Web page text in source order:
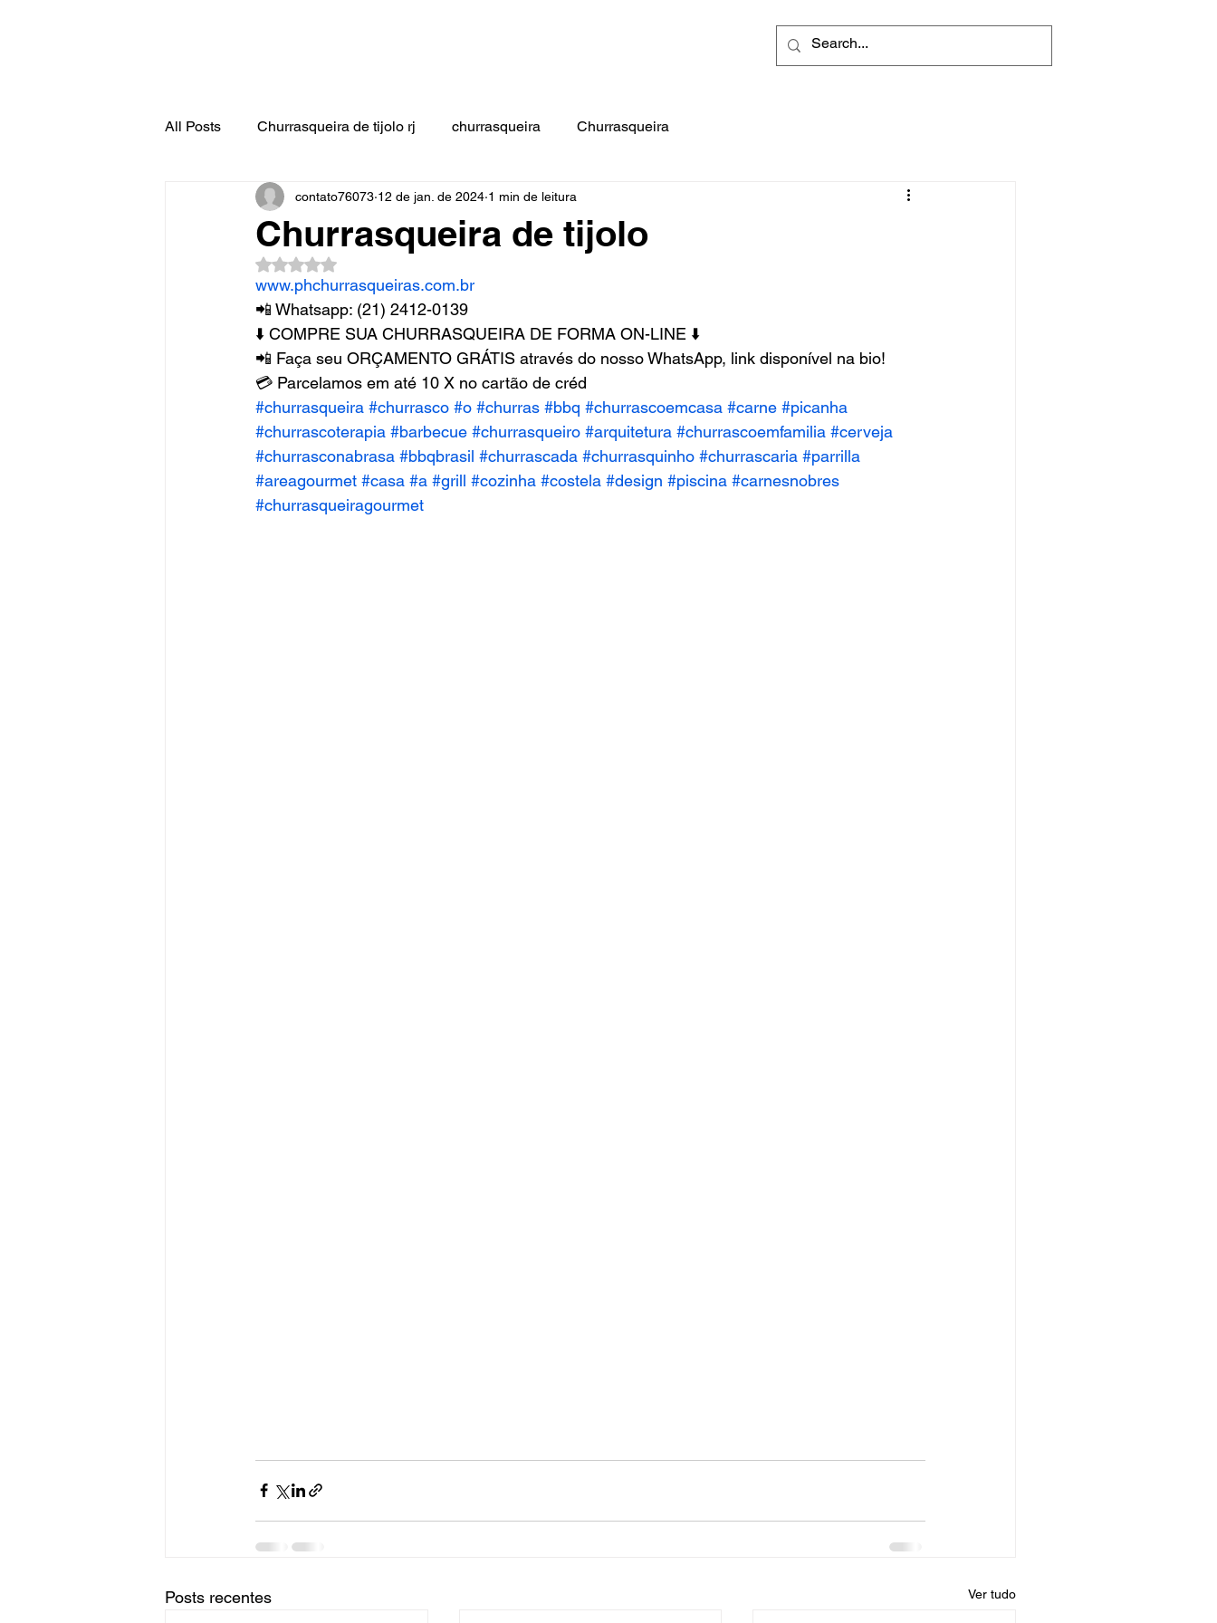
All Posts Churrasqueira de tijolo rj churrasqueira Churrasqueira
Churrasqueira de tijolo
contato76073 12 de jan. de 2024 1 min de leitura
Avaliado com NaN de 5 estrelas.
www.phchurrasqueiras.com.br
📲 Whatsapp: (21) 2412-0139
⬇️ COMPRE SUA CHURRASQUEIRA DE FORMA ON-LINE ⬇️
📲 Faça seu ORÇAMENTO GRÁTIS através do nosso WhatsApp, link disponível na bio!
💳 Parcelamos em até 10 X no cartão de créd
#churrasqueira #churrasco #o #churras #bbq #churrascoemcasa #carne #picanha
#churrascoterapia #barbecue #churrasqueiro #arquitetura #churrascoemfamilia #cerveja
#churrasconabrasa #bbqbrasil #churrascada #churrasquinho #churrascaria #parrilla
#areagourmet #casa #a #grill #cozinha #costela #design #piscina #carnesnobres
#churrasqueiragourmet
Posts recentes Ver tudo